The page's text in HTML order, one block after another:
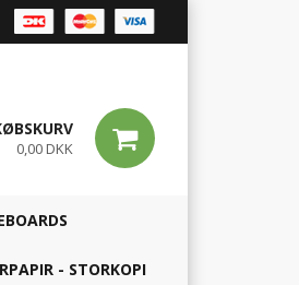
0,00 DKK
- STORKOPI